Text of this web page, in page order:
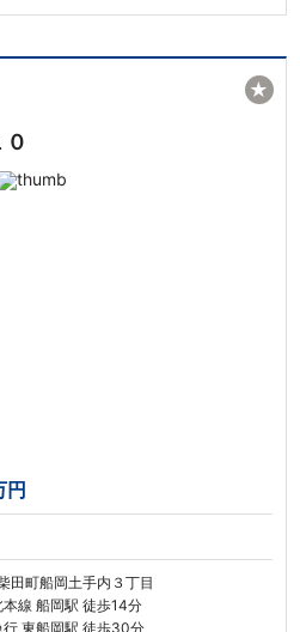
０
円
田町船岡土手内３丁目
本線 船岡駅 徒歩14分
行 東船岡駅 徒歩30分
★